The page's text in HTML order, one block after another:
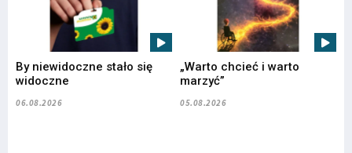
By niewidoczne stało się
widoczne
06.08.2026
„Warto chcieć i warto
marzyć”
05.08.2026